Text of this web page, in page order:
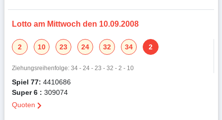
Lotto am Mittwoch den 10.09.2008
2 10 23 24 32 34 2
Ziehungsreihenfolge: 34 - 24 - 23 - 32 - 2 - 10
Spiel 77: 4410686
Super 6 : 309074
Quoten